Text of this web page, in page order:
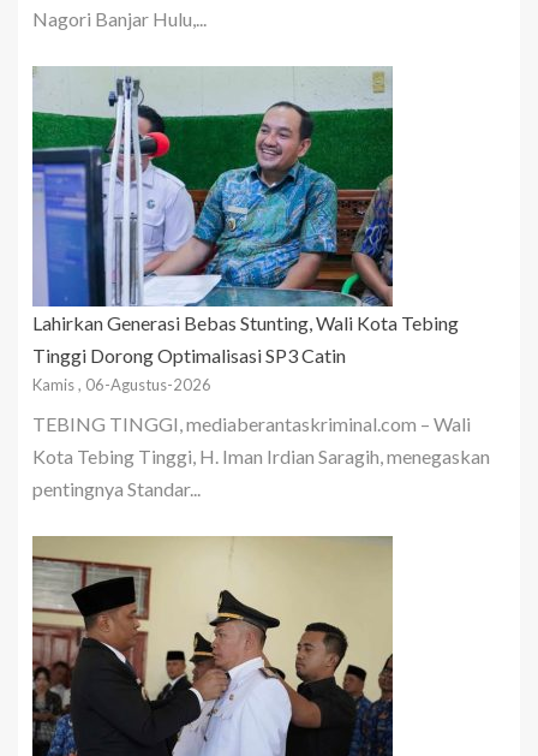
Nagori Banjar Hulu,...
Lahirkan Generasi Bebas Stunting, Wali Kota Tebing
Tinggi Dorong Optimalisasi SP3 Catin
Kamis , 06-Agustus-2026
TEBING TINGGI, mediaberantaskriminal.com – Wali
Kota Tebing Tinggi, H. Iman Irdian Saragih, menegaskan
pentingnya Standar...